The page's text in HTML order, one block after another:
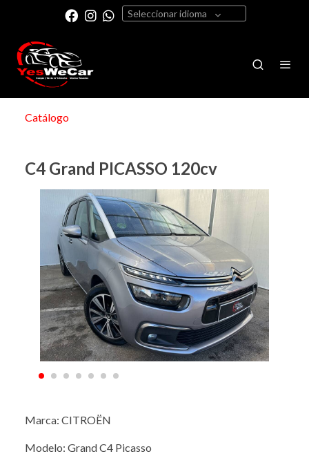
Seleccionar idioma
Catálogo
C4 Grand PICASSO 120cv
Marca: CITROËN
Modelo: Grand C4 Picasso